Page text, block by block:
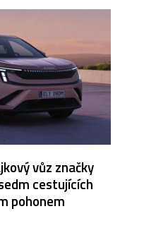
vůz značky
cestujících
pohonem